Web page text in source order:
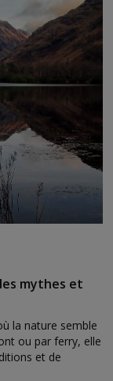
mythes et
la nature semble
ou par ferry, elle
et de